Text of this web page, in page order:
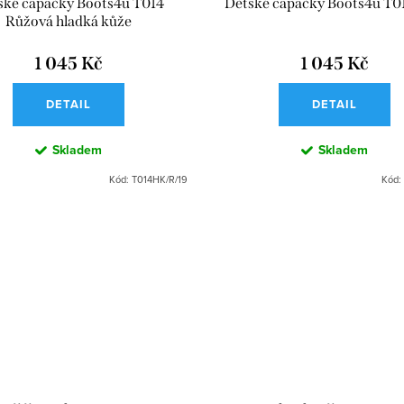
Růžová hladká kůže
1 045 Kč
DETAIL
Skladem
Kód: T014HK/R/19
1 045 Kč
DETAIL
Skladem
Kód: